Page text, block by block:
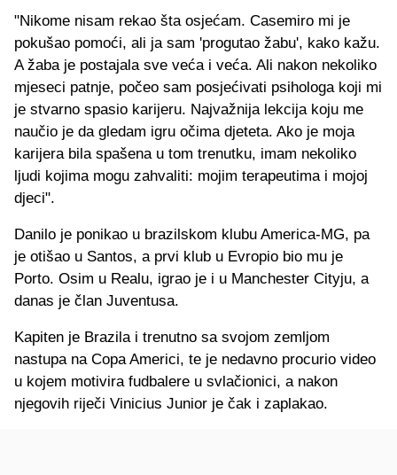
"Nikome nisam rekao šta osjećam. Casemiro mi je
pokušao pomoći, ali ja sam 'progutao žabu', kako kažu.
A žaba je postajala sve veća i veća. Ali nakon nekoliko
mjeseci patnje, počeo sam posjećivati psihologa koji mi
je stvarno spasio karijeru. Najvažnija lekcija koju me
naučio je da gledam igru očima djeteta. Ako je moja
karijera bila spašena u tom trenutku, imam nekoliko
ljudi kojima mogu zahvaliti: mojim terapeutima i mojoj
djeci".
Danilo je ponikao u brazilskom klubu America-MG, pa
je otišao u Santos, a prvi klub u Evropio bio mu je
Porto. Osim u Realu, igrao je i u Manchester Cityju, a
danas je član Juventusa.
Kapiten je Brazila i trenutno sa svojom zemljom
nastupa na Copa Americi, te je nedavno procurio video
u kojem motivira fudbalere u svlačionici, a nakon
njegovih riječi Vinicius Junior je čak i zaplakao.